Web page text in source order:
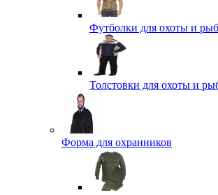
Футболки для охоты и
Толстовки для охоты и
Форма для охранников